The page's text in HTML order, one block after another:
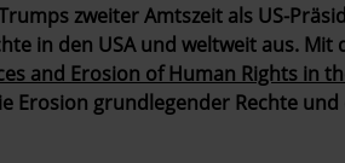
zweiter Amtszeit als US-
in den USA und weltweit aus. Mit
and Erosion of Human Rights in
Erosion grundlegender Rechte